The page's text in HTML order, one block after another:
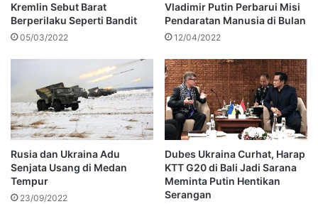
Kremlin Sebut Barat
Berperilaku Seperti Bandit
05/03/2022
Vladimir Putin Perbarui Misi
Pendaratan Manusia di Bulan
12/04/2022
Rusia dan Ukraina Adu
Senjata Usang di Medan
Tempur
23/09/2022
Dubes Ukraina Curhat, Harap
KTT G20 di Bali Jadi Sarana
Meminta Putin Hentikan
Serangan